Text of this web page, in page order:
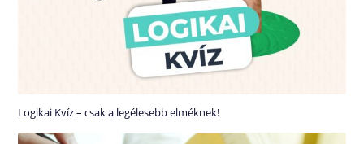
Logikai Kvíz – csak a legélesebb elméknek!